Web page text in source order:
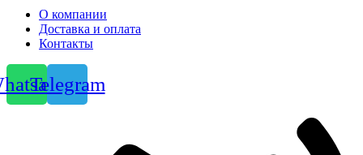
О компании
Доставка и оплата
Контакты
Telegram